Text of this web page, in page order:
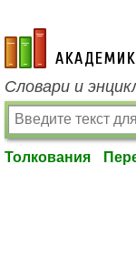
academic.ru
Словари и
Толкования